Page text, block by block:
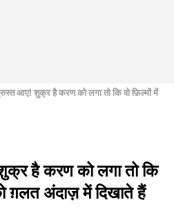
आए! शुक्र है करण को लगा तो कि वो फ़िल्मों में
है करण को लगा तो कि
ग़लत अंदाज़ में दिखाते हैं